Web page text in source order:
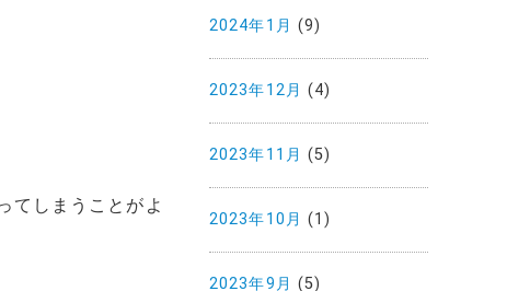
てしまうことがよ
2024年1月 (9)
2023年12月 (4)
2023年11月 (5)
2023年10月 (1)
2023年9月 (5)